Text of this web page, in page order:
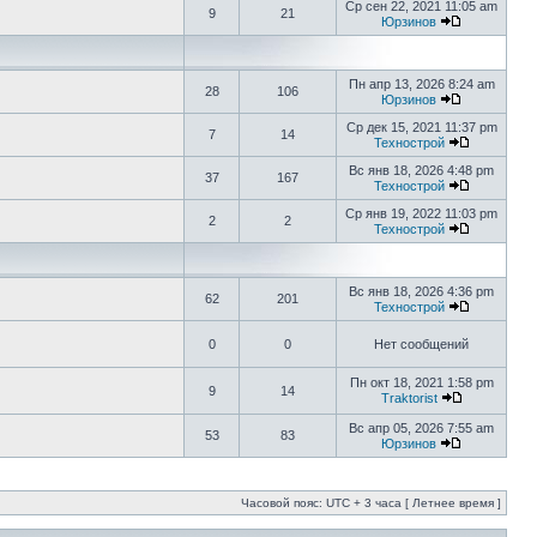
9 21
Ср сен 22, 2021 11:05 am
Юрзинов
28 106
Пн апр 13, 2026 8:24 am
Юрзинов
7 14
Ср дек 15, 2021 11:37 pm
Технострой
37 167
Вс янв 18, 2026 4:48 pm
Технострой
2 2
Ср янв 19, 2022 11:03 pm
Технострой
62 201
Вс янв 18, 2026 4:36 pm
Технострой
0 0 Нет сообщений
9 14
Пн окт 18, 2021 1:58 pm
Traktorist
53 83
Вс апр 05, 2026 7:55 am
Юрзинов
Часовой пояс: UTC + 3 часа [ Летнее время ]